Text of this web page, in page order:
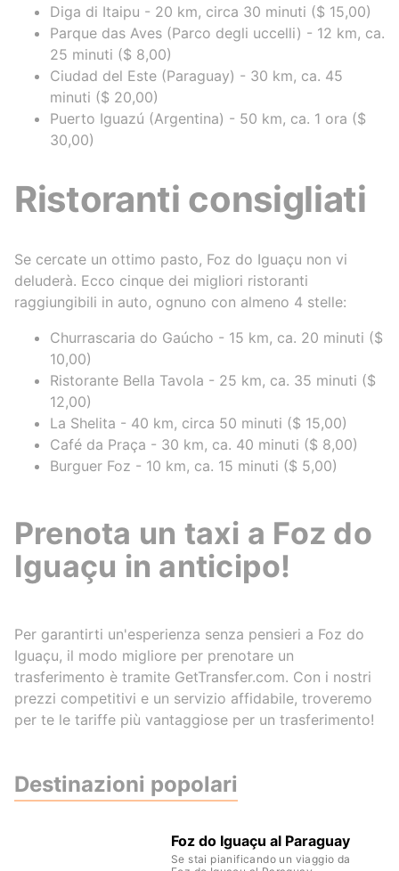
Diga di Itaipu - 20 km, circa 30 minuti ($ 15,00)
Parque das Aves (Parco degli uccelli) - 12 km, ca.
25 minuti ($ 8,00)
Ciudad del Este (Paraguay) - 30 km, ca. 45
minuti ($ 20,00)
Puerto Iguazú (Argentina) - 50 km, ca. 1 ora ($
30,00)
Ristoranti consigliati
Se cercate un ottimo pasto, Foz do Iguaçu non vi
deluderà. Ecco cinque dei migliori ristoranti
raggiungibili in auto, ognuno con almeno 4 stelle:
Churrascaria do Gaúcho - 15 km, ca. 20 minuti ($
10,00)
Ristorante Bella Tavola - 25 km, ca. 35 minuti ($
12,00)
La Shelita - 40 km, circa 50 minuti ($ 15,00)
Café da Praça - 30 km, ca. 40 minuti ($ 8,00)
Burguer Foz - 10 km, ca. 15 minuti ($ 5,00)
Prenota un taxi a Foz do
Iguaçu in anticipo!
Per garantirti un'esperienza senza pensieri a Foz do
Iguaçu, il modo migliore per prenotare un
trasferimento è tramite GetTransfer.com. Con i nostri
prezzi competitivi e un servizio affidabile, troveremo
per te le tariffe più vantaggiose per un trasferimento!
Destinazioni popolari
Foz do Iguaçu al Paraguay
Se stai pianificando un viaggio da